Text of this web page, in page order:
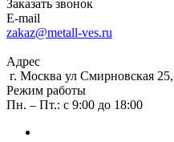
Заказать звонок
E-mail
zakaz@metall-ves.ru
Адрес
г. Москва ул Смирновская
Режим работы
Пн. – Пт.: с 9:00 до 18:00